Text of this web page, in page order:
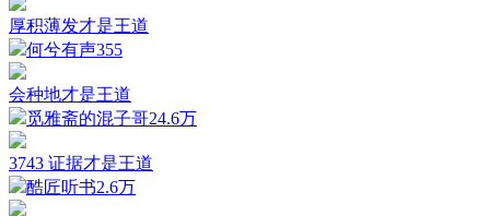
厚积薄发才是王道
何兮有声355
会种地才是王道
觅雅斋的混子哥24.6万
3743 证据才是王道
酷匠听书2.6万